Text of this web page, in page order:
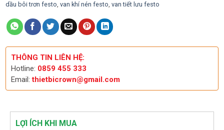
dầu bôi trơn festo, van khí nén festo, van tiết lưu festo
THÔNG TIN LIÊN HỆ:
Hotline: 0859 455 333
Email:thietbicrown@gmail.com
LỢI ÍCH KHI MUA